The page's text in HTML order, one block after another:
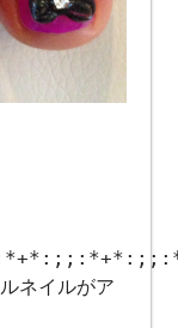
ネイルがア